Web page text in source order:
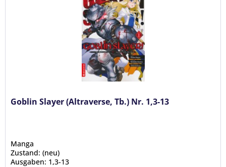
Goblin Slayer (Altraverse, Tb.) Nr. 1,3-13
Manga
Zustand: (neu)
Ausgaben: 1,3-13